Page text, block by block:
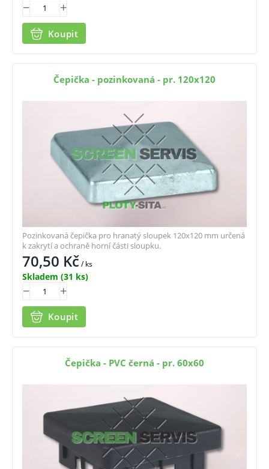
Koupit
Čepička - pozinkovaná - pr. 120x120
70,50 Kč/ ks
Skladem (31 ks)
Koupit
Pozinkovaná čepička pro hranatý sloupek 120x120 mm určená
k zakrytí a ochraně horní části sloupku.
Čepička - PVC černá - pr. 60x60